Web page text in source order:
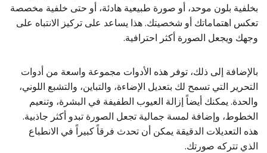
بخلفية بلون موحد، أو صورة طبيعية هادئة، أو حتى خلفية مخصصة
تعكس اهتماماتك أو شخصيتك. هذا يساعد على تركيز الانتباه على
وجهك ويجعل الصورة أكثر احترافية.
بالإضافة إلى ذلك، توفر هذه الأدوات مجموعة واسعة من أدوات
التحرير التي تسمح لك بتعديل الإضاءة، والتباين، والتشبع اللوني،
والحدة. يمكنك أيضاً إزالة العيوب الطفيفة في البشرة، وتنعيم
الخطوط، وإضافة لمسة جمالية تجعل الصورة تبدو أكثر جاذبية.
هذه التعديلات الدقيقة يمكن أن تحدث فرقاً كبيراً في الانطباع
الذي تتركه صورتك.